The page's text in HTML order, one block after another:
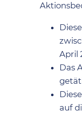
April
Das
auf